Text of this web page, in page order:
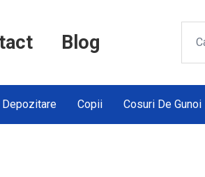
Blog
Depozitare Copii Cosuri De Gunoi